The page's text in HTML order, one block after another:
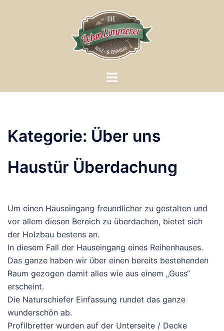
Menü
Kategorie: Über uns
Haustür Überdachung
Um einen Hauseingang freundlicher zu gestalten und
vor allem diesen Bereich zu überdachen, bietet sich
der Holzbau bestens an.
In diesem Fall der Hauseingang eines Reihenhauses.
Das ganze haben wir über einen bereits bestehenden
Raum gezogen damit alles wie aus einem „Guss“
erscheint.
Die Naturschiefer Einfassung rundet das ganze
wunderschön ab.
Profilbretter wurden auf der Unterseite / Decke